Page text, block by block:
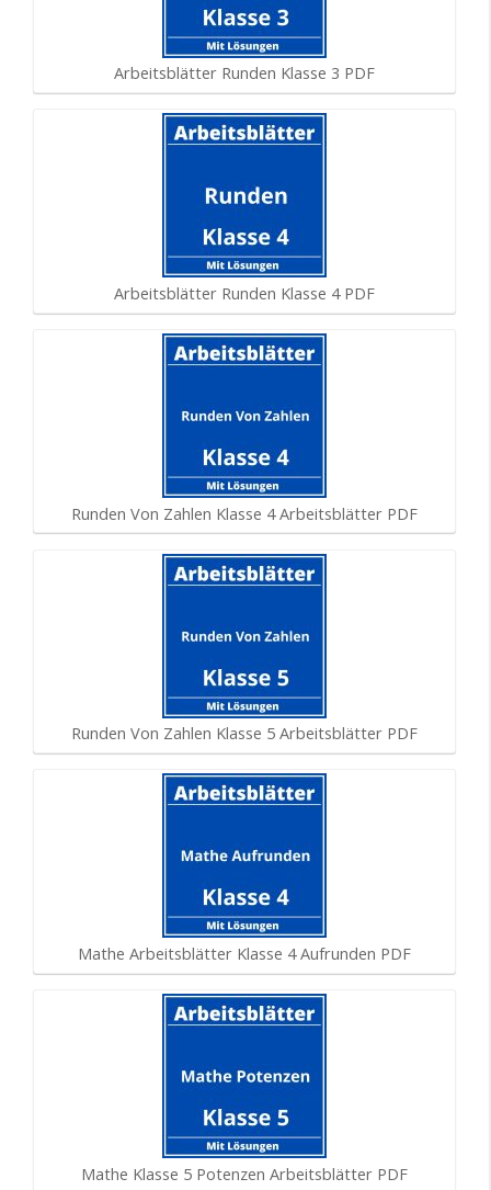
Arbeitsblätter Runden Klasse 3 PDF
Arbeitsblätter Runden Klasse 4 PDF
Runden Von Zahlen Klasse 4 Arbeitsblätter PDF
Runden Von Zahlen Klasse 5 Arbeitsblätter PDF
Mathe Arbeitsblätter Klasse 4 Aufrunden PDF
Mathe Klasse 5 Potenzen Arbeitsblätter PDF